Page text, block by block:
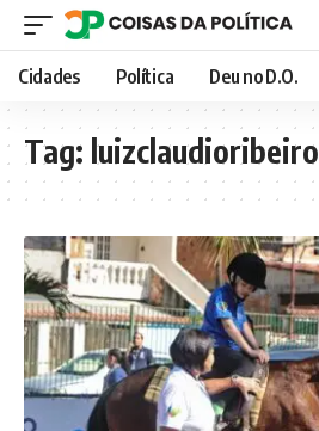
Cidades Política Deu no D.O.
Tag: luizclaudioribeiro